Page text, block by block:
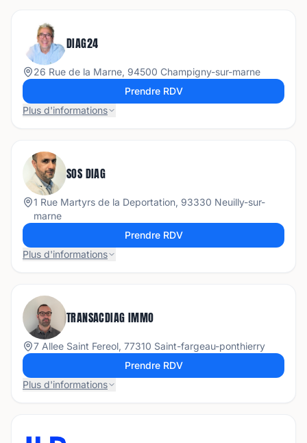
DIAG24
26 Rue de la Marne, 94500 Champigny-sur-marne
Prendre RDV
Plus d'informations
SOS DIAG
1 Rue Martyrs de la Deportation, 93330 Neuilly-sur-
marne
Prendre RDV
Plus d'informations
TRANSACDIAG IMMO
7 Allee Saint Fereol, 77310 Saint-fargeau-ponthierry
Prendre RDV
Plus d'informations